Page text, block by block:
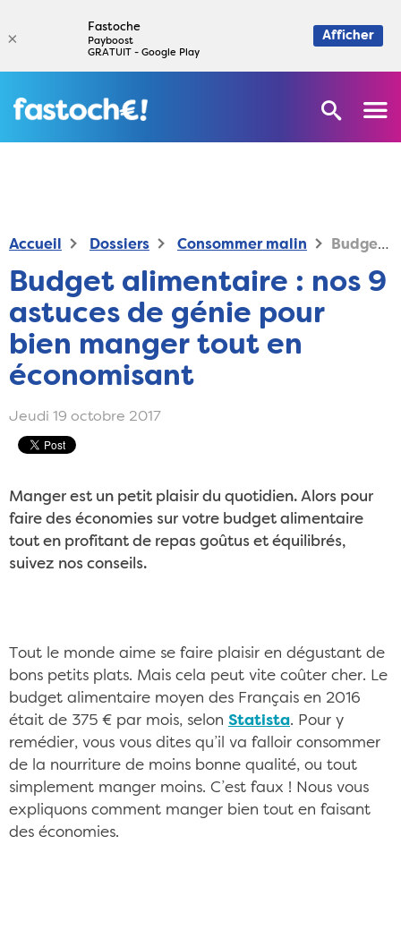
Accueil Dossiers Consommer malin Budget alimentaire : nos 9 astuces de génie pour bien manger tout en économisant
Budget alimentaire : nos 9
astuces de génie pour
bien manger tout en
économisant
Jeudi 19 octobre 2017
Manger est un petit plaisir du quotidien. Alors pour
faire des économies sur votre budget alimentaire
tout en profitant de repas goûtus et équilibrés,
suivez nos conseils.
Tout le monde aime se faire plaisir en dégustant de
bons petits plats. Mais cela peut vite coûter cher. Le
budget alimentaire moyen des Français en 2016
était de 375 € par mois, selon Statista. Pour y
remédier, vous vous dites qu’il va falloir consommer
de la nourriture de moins bonne qualité, ou tout
simplement manger moins. C’est faux ! Nous vous
expliquons comment manger bien tout en faisant
des économies.
×
Fastoche
Payboost
GRATUIT - Google Play
Afficher